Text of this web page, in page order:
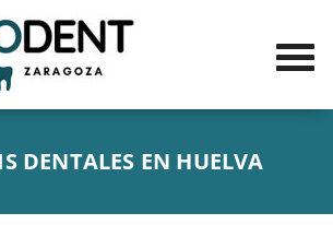
DENTALES EN HUELVA